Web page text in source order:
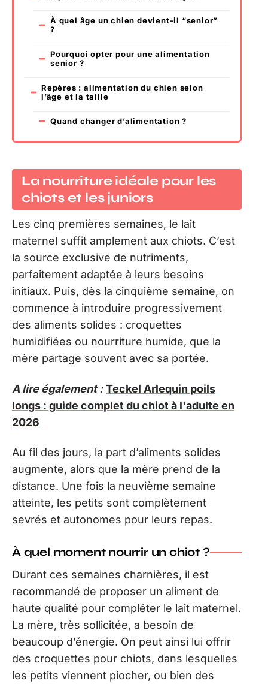
À quel âge un chien devient-il “senior”
?
Pourquoi opter pour une alimentation
senior ?
Repères : alimentation du chien selon
l’âge et la taille
Quand changer d’alimentation ?
La nourriture idéale pour les
chiots et les juniors
Les cinq premières semaines, le lait
maternel suffit amplement aux chiots. C’est
la source exclusive de nutriments,
parfaitement adaptée à leurs besoins
initiaux. Puis, dès la cinquième semaine, on
commence à introduire progressivement
des aliments solides : croquettes
humidifiées ou nourriture humide, que la
mère partage souvent avec sa portée.
A lire également : Teckel Arlequin poils
longs : guide complet du chiot à l'adulte en
2026
Au fil des jours, la part d’aliments solides
augmente, alors que la mère prend de la
distance. Une fois la neuvième semaine
atteinte, les petits sont complètement
sevrés et autonomes pour leurs repas.
À quel moment nourrir un chiot ?
Durant ces semaines charnières, il est
recommandé de proposer un aliment de
haute qualité pour compléter le lait maternel.
La mère, très sollicitée, a besoin de
beaucoup d’énergie. On peut ainsi lui offrir
des croquettes pour chiots, dans lesquelles
les petits viennent piocher, ou bien des